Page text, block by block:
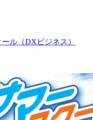
ール（DXビジネス）